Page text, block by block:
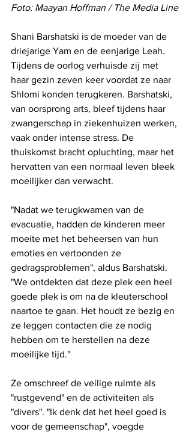
Foto: Maayan Hoffman / The Media Line
Shani Barshatski is de moeder van de
driejarige Yam en de eenjarige Leah.
Tijdens de oorlog verhuisde zij met
haar gezin zeven keer voordat ze naar
Shlomi konden terugkeren. Barshatski,
van oorsprong arts, bleef tijdens haar
zwangerschap in ziekenhuizen werken,
vaak onder intense stress. De
thuiskomst bracht opluchting, maar het
hervatten van een normaal leven bleek
moeilijker dan verwacht.
"Nadat we terugkwamen van de
evacuatie, hadden de kinderen meer
moeite met het beheersen van hun
emoties en vertoonden ze
gedragsproblemen", aldus Barshatski.
"We ontdekten dat deze plek een heel
goede plek is om na de kleuterschool
naartoe te gaan. Het houdt ze bezig en
ze leggen contacten die ze nodig
hebben om te herstellen na deze
moeilijke tijd."
Ze omschreef de veilige ruimte als
"rustgevend" en de activiteiten als
"divers". "Ik denk dat het heel goed is
voor de gemeenschap", voegde